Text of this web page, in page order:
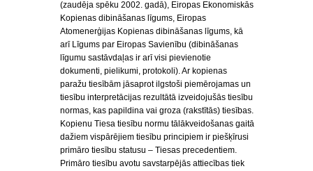
(zaudēja spēku 2002. gadā), Eiropas Ekonomiskās
Kopienas dibināšanas līgums, Eiropas
Atomenerģijas Kopienas dibināšanas līgums, kā
arī Līgums par Eiropas Savienību (dibināšanas
līgumu sastāvdaļas ir arī visi pievienotie
dokumenti, pielikumi, protokoli). Ar kopienas
paražu tiesībām jāsaprot ilgstoši piemērojamas un
tiesību interpretācijas rezultātā izveidojušās tiesību
normas, kas papildina vai groza (rakstītās) tiesības.
Kopienu Tiesa tiesību normu tālākveidošanas gaitā
dažiem vispārējiem tiesību principiem ir piešķīrusi
primāro tiesību statusu – Tiesas precedentiem.
Primāro tiesību avotu savstarpējās attiecības tiek